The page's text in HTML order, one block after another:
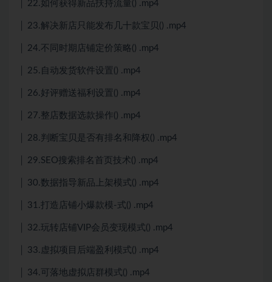
│ 22.如何获得新品扶持流量() .mp4
│ 23.解决新店只能发布几十款宝贝() .mp4
│ 24.不同时期店铺定价策略() .mp4
│ 25.自动发货软件设置() .mp4
│ 26.好评赠送福利设置() .mp4
│ 27.整店数据选款操作() .mp4
│ 28.判断宝贝是否有排名和降权() .mp4
│ 29.SEO搜索排名首页技术() .mp4
│ 30.数据指导新品上架模式() .mp4
│ 31.打造店铺小爆款模-式() .mp4
│ 32.玩转店铺VIP会员变现模式() .mp4
│ 33.虚拟项目后端盈利模式() .mp4
│ 34.可落地虚拟店群模式() .mp4